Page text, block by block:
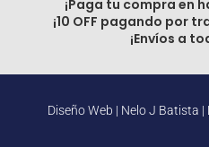
¡Paga tu compra en
¡10 OFF pagando por
¡Envíos a
Diseño Web | Nelo J Batista |